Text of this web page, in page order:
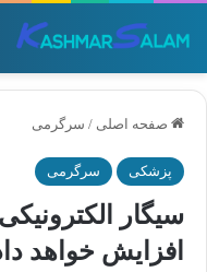
صفحه اصلی / سرگرمی
پزشکی سرگرمی
سیگار
افزایش خواهد